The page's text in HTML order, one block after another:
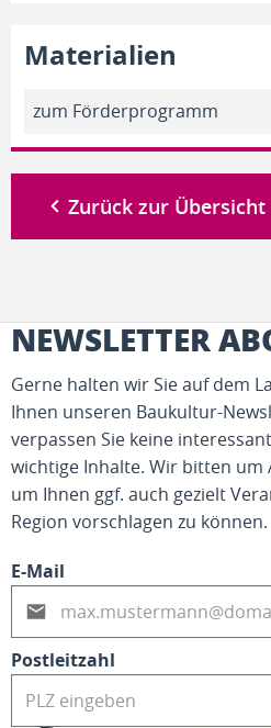
Materialien
zum Förderprogramm
Zurück zur Übersicht
NEWSLETTER
Gerne halten wir Sie auf dem
Ihnen unseren Baukultur-
verpassen Sie keine
wichtige Inhalte. Wir bitten um
um Ihnen ggf. auch gezielt
Region vorschlagen zu können.
E-Mail
Postleitzahl